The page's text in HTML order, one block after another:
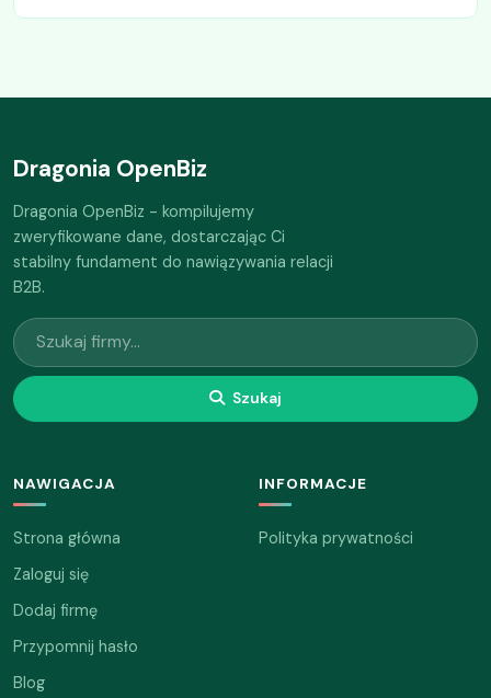
Dragonia OpenBiz
Dragonia OpenBiz - kompilujemy
zweryfikowane dane, dostarczając Ci
stabilny fundament do nawiązywania relacji
B2B.
Szukaj
NAWIGACJA
Strona główna
Zaloguj się
Dodaj firmę
Przypomnij hasło
Blog
INFORMACJE
Polityka prywatności